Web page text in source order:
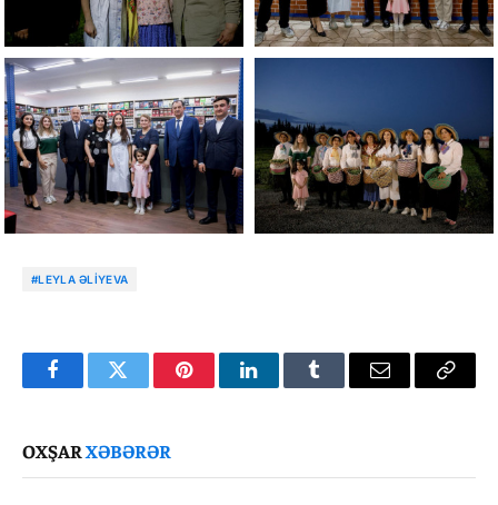
#LEYLA ƏLIYEVA
FacebookTwitter PinterestLinkedInTumblr Email
Copy
OXŞARXƏBƏRƏR